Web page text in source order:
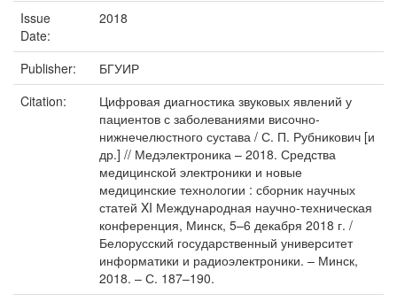
Issue
Date:
2018
Publisher:
БГУИР
Citation:
Цифровая диагностика звуковых явлений у
пациентов с заболеваниями височно-
нижнечелюстного сустава / С. П. Рубникович [и
др.] // Медэлектроника – 2018. Средства
медицинской электроники и новые
медицинские технологии : сборник научных
статей XI Международная научно-техническая
конференция, Минск, 5–6 декабря 2018 г. /
Белорусский государственный университет
информатики и радиоэлектроники. – Минск,
2018. – С. 187–190.